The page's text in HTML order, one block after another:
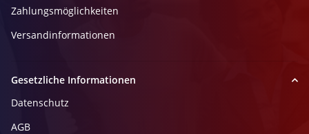
Zahlungsmöglichkeiten
Versandinformationen
Gesetzliche Informationen
Datenschutz
AGB